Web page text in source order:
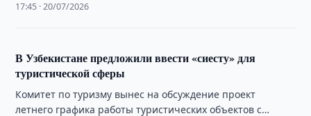
зарегистрированные в стране компании.
17:45 · 20/07/2026
В Узбекистане предложили ввести «сиесту» для
туристической сферы
Комитет по туризму вынес на обсуждение проект
летнего графика работы туристических объектов с